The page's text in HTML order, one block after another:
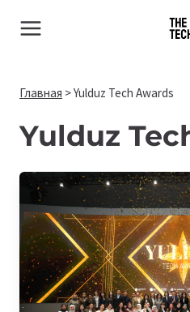
Главная >Yulduz Tech Awards
Yulduz